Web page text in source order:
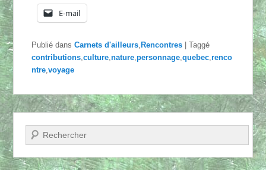
E-mail
Publié dans Carnets d'ailleurs, Rencontres |Taggé
contributions,culture,nature,personnage,quebec,renco
ntre,voyage
Recherche